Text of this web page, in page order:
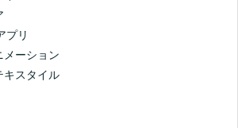
プリ
メーション
キスタイル